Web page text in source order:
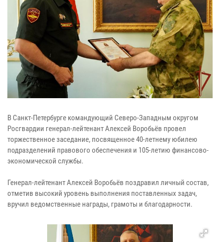
В Санкт-Петербурге командующий Северо-Западным округом
Росгвардии генерал-лейтенант Алексей Воробьёв провел
торжественное заседание, посвященное 40-летнему юбилею
подразделений правового обеспечения и 105-летию финансово-
экономической службы.
Генерал-лейтенант Алексей Воробьёв поздравил личный состав,
отметив высокий уровень выполнения поставленных задач,
вручил ведомственные награды, грамоты и благодарности.